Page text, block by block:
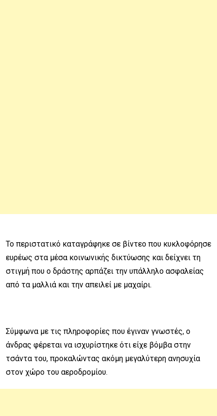
Το περιστατικό καταγράφηκε σε βίντεο που κυκλοφόρησε
ευρέως στα μέσα κοινωνικής δικτύωσης και δείχνει τη
στιγμή που ο δράστης αρπάζει την υπάλληλο ασφαλείας
από τα μαλλιά και την απειλεί με μαχαίρι.
Σύμφωνα με τις πληροφορίες που έγιναν γνωστές, ο
άνδρας φέρεται να ισχυρίστηκε ότι είχε βόμβα στην
τσάντα του, προκαλώντας ακόμη μεγαλύτερη ανησυχία
στον χώρο του αεροδρομίου.